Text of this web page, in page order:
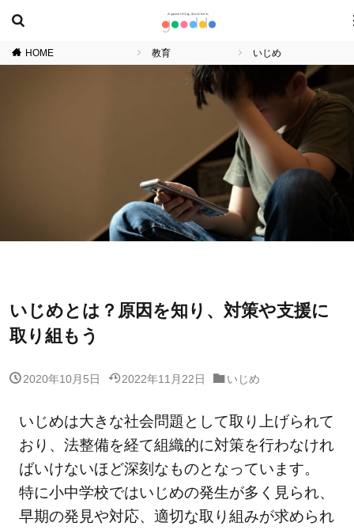
HOME 教育 いじめ
いじめとは？原因を知り、対策や支援に
取り組もう
2020年10月5日 2022年11月22日 いじめ
いじめは大きな社会問題として取り上げられて
おり、法整備を経て組織的に対策を行わなけれ
ばいけないほど深刻なものとなっています。
特に小中学校ではいじめの発生が多く見られ、
早期の発見や対応、適切な取り組みが求められ